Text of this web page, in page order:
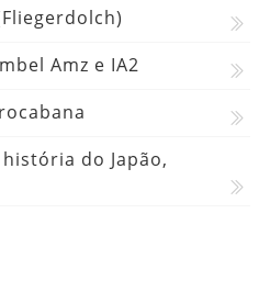
Amz e IA2
do Japão,